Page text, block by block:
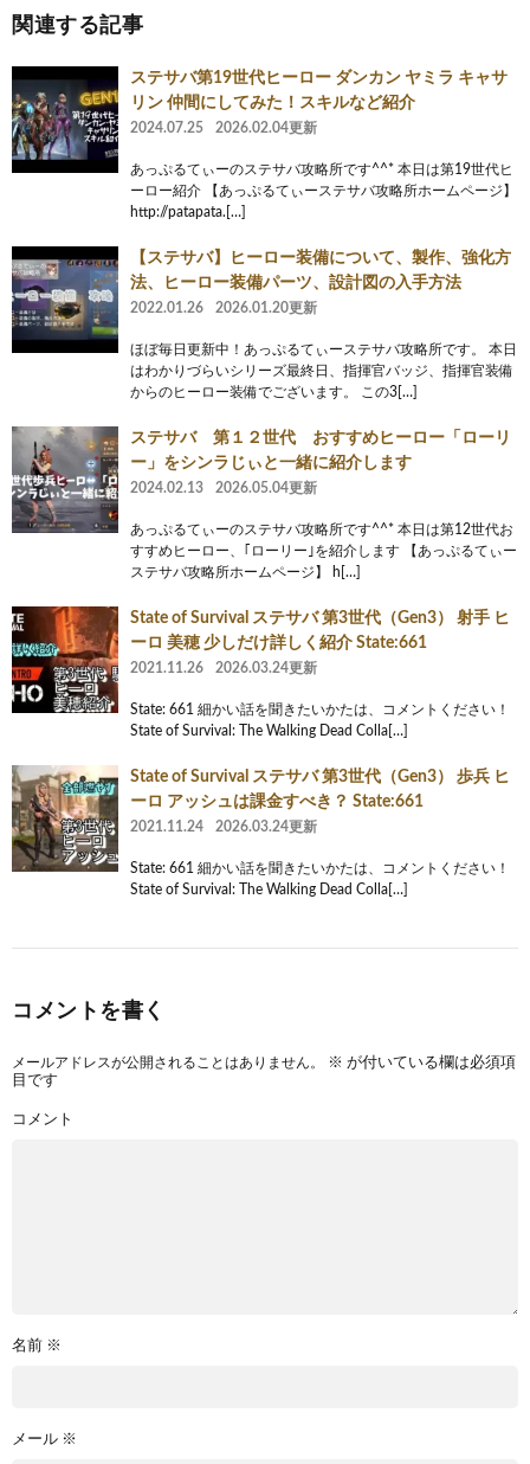
関連する記事
ステサバ第19世代ヒーロー ダンカン ヤミラ キャサ
リン 仲間にしてみた！スキルなど紹介
2024.07.25 2026.02.04更新
あっぷるてぃーのステサバ攻略所です^^* 本日は第19世代ヒ
ーロー紹介 【あっぷるてぃーステサバ攻略所ホームページ】
http://patapata.[…]
【ステサバ】ヒーロー装備について、製作、強化方
法、ヒーロー装備パーツ、設計図の入手方法
2022.01.26 2026.01.20更新
ほぼ毎日更新中！あっぷるてぃーステサバ攻略所です。 本日
はわかりづらいシリーズ最終日、指揮官バッジ、指揮官装備
からのヒーロー装備でございます。 この3[…]
ステサバ 第１２世代 おすすめヒーロー「ローリ
ー」をシンラじぃと一緒に紹介します
2024.02.13 2026.05.04更新
あっぷるてぃーのステサバ攻略所です^^* 本日は第12世代お
すすめヒーロー、｢ローリー｣を紹介します 【あっぷるてぃー
ステサバ攻略所ホームページ】 h[…]
State of Survival ステサバ 第3世代（Gen3） 射手 ヒ
ーロ 美穂 少しだけ詳しく紹介 State:661
2021.11.26 2026.03.24更新
State: 661 細かい話を聞きたいかたは、コメントください！
State of Survival: The Walking Dead Colla[…]
State of Survival ステサバ 第3世代（Gen3） 歩兵 ヒ
ーロ アッシュは課金すべき？ State:661
2021.11.24 2026.03.24更新
State: 661 細かい話を聞きたいかたは、コメントください！
State of Survival: The Walking Dead Colla[…]
コメントを書く
メールアドレスが公開されることはありません。 ※ が付いている欄は必須項
目です
コメント
名前 ※
メール ※